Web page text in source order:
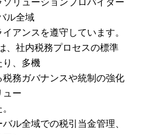
リューションプロバイダー
ル全域
アンスを遵守しています。
、社内税務プロセスの標準
り、多機
務ガバナンスや統制の強化
ュー
ル全域での税引当金管理、